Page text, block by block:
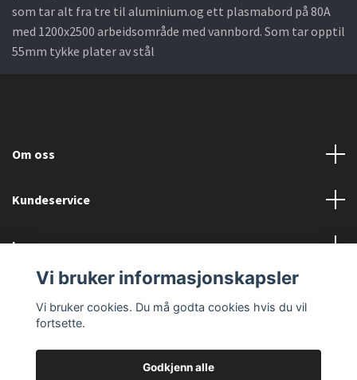
som tar alt fra tre til aluminium.og ett plasmabord på 80A
med 1200x2500 arbeidsområde med vannbord. Som tar opptil
55mm tykke plater av stål
Om oss
Kundeservice
Les mer
Sosiale medier
Vi bruker informasjonskapsler
Vi bruker cookies. Du må godta cookies hvis du vil
fortsette.
Godkjenn alle